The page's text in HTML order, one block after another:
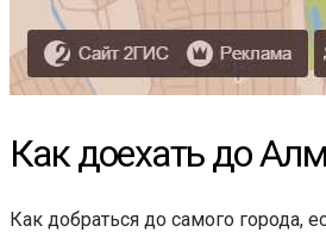
Как доехать до
Как добраться до самого города,